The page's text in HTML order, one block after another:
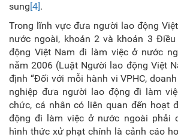
sung[4].
Trong lĩnh vực đưa người lao động
nước ngoài, khoản 2 và khoản 3
động Việt Nam đi làm việc ở nước
năm 2006 (Luật Người lao động Việt
định “Đối với mỗi hành vi VPHC,
nghiệp đưa người lao động đi làm
chức, cá nhân có liên quan đến hoạt
động đi làm việc ở nước ngoài phải
hình thức xử phạt chính là cảnh cáo